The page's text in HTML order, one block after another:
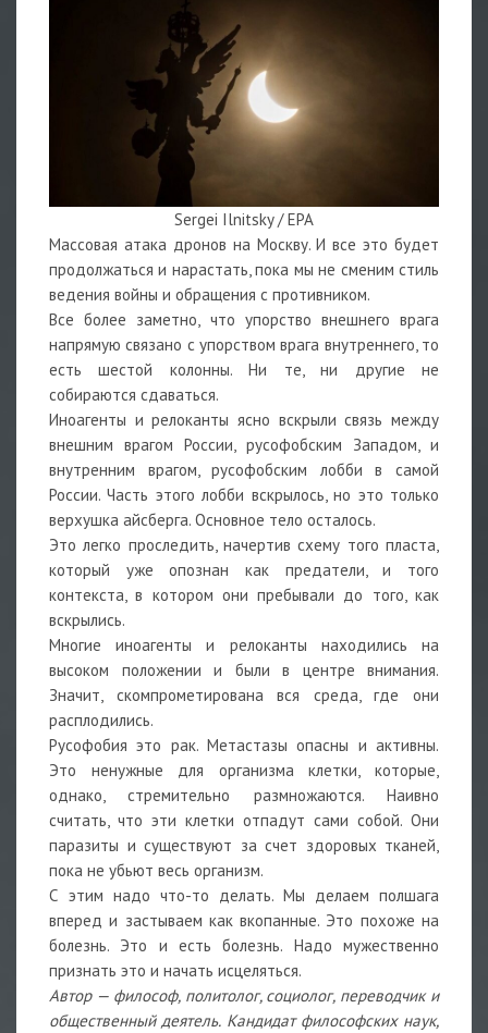
Sergei Ilnitsky / EPA
Массовая атака дронов на Москву. И все это будет
продолжаться и нарастать, пока мы не сменим стиль
ведения войны и обращения с противником.
Все более заметно, что упорство внешнего врага
напрямую связано с упорством врага внутреннего, то
есть шестой колонны. Ни те, ни другие не
собираются сдаваться.
Иноагенты и релоканты ясно вскрыли связь между
внешним врагом России, русофобским Западом, и
внутренним врагом, русофобским лобби в самой
России. Часть этого лобби вскрылось, но это только
верхушка айсберга. Основное тело осталось.
Это легко проследить, начертив схему того пласта,
который уже опознан как предатели, и того
контекста, в котором они пребывали до того, как
вскрылись.
Многие иноагенты и релоканты находились на
высоком положении и были в центре внимания.
Значит, скомпрометирована вся среда, где они
расплодились.
Русофобия это рак. Метастазы опасны и активны.
Это ненужные для организма клетки, которые,
однако, стремительно размножаются. Наивно
считать, что эти клетки отпадут сами собой. Они
паразиты и существуют за счет здоровых тканей,
пока не убьют весь организм.
С этим надо что-то делать. Мы делаем полшага
вперед и застываем как вкопанные. Это похоже на
болезнь. Это и есть болезнь. Надо мужественно
признать это и начать исцеляться.
Автор — философ, политолог, социолог, переводчик и
общественный деятель. Кандидат философских наук,